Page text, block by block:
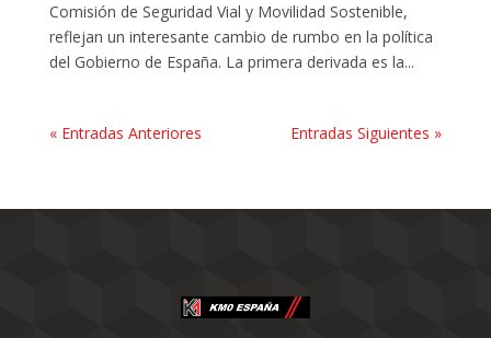
Comisión de Seguridad Vial y Movilidad Sostenible,
reflejan un interesante cambio de rumbo en la política
del Gobierno de España. La primera derivada es la...
« Entradas Anteriores Entradas Siguientes »